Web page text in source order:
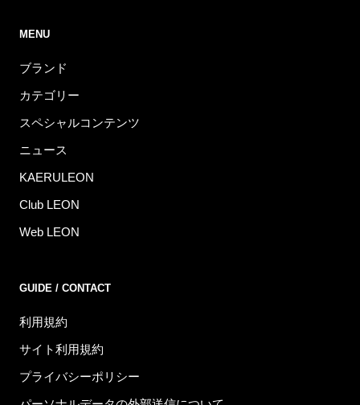
MENU
ブランド
カテゴリー
スペシャルコンテンツ
ニュース
KAERULEON
Club LEON
Web LEON
GUIDE / CONTACT
利用規約
サイト利用規約
プライバシーポリシー